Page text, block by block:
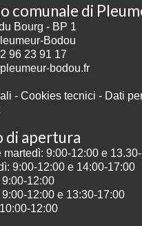
comunale di
Bourg - BP 1
Bodou
96 23 91 17
bodou.fr
- Cookies tecnici - Dati
di apertura
martedì: 9:00-12:00 e
9:00-12:00 e 14:00-17:00
12:00
12:00 e 13:30-17:00
12:00